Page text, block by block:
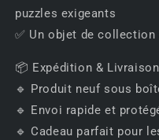
puzzles exigeants
✅ Un objet de
📦 Expédition & Livraison
🔹 Produit neuf sous
🔹 Envoi rapide et
🔹 Cadeau parfait pour